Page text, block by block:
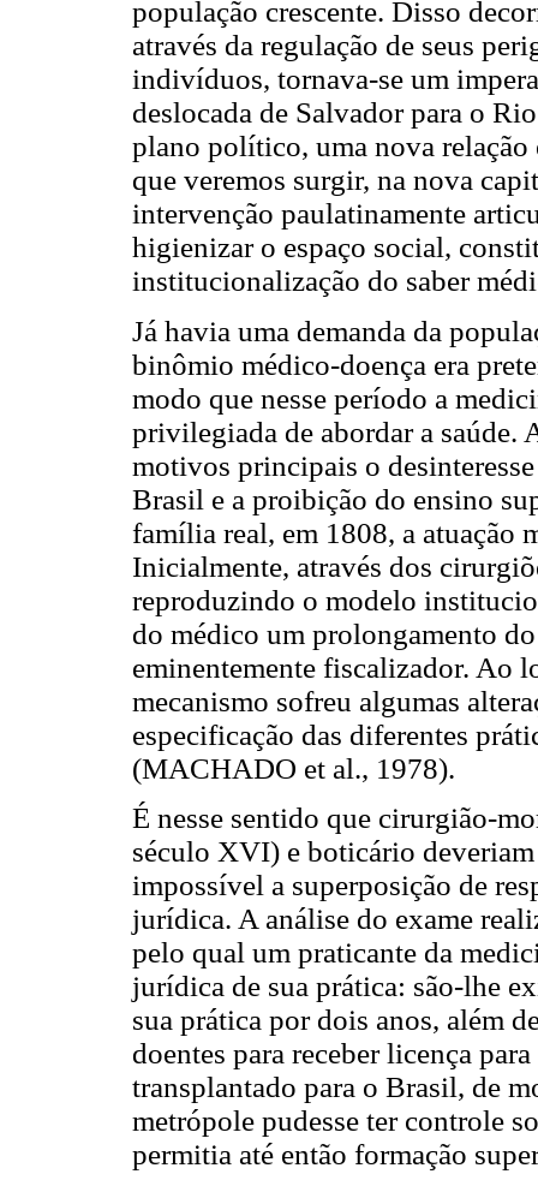
população crescente. Disso
através da regulação de seus
indivíduos, tornava-se um
deslocada de Salvador para o
plano político, uma nova relação
que veremos surgir, na nova
intervenção paulatinamente
higienizar o espaço social,
institucionalização do saber
Já havia uma demanda da
binômio médico-doença era
modo que nesse período a
privilegiada de abordar a saúde.
motivos principais o
Brasil e a proibição do ensino
família real, em 1808, a atuação
Inicialmente, através dos
reproduzindo o modelo
do médico um prolongamento
eminentemente fiscalizador. Ao
mecanismo sofreu algumas
especificação das diferentes
(MACHADO et al., 1978).
É nesse sentido que cirurgião-
século XVI) e boticário
impossível a superposição de
jurídica. A análise do exame
pelo qual um praticante da
jurídica de sua prática: são-lhe
sua prática por dois anos, além
doentes para receber licença
transplantado para o Brasil, de
metrópole pudesse ter controle
permitia até então formação